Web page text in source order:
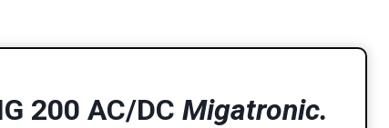
200 AC/DC Migatronic.